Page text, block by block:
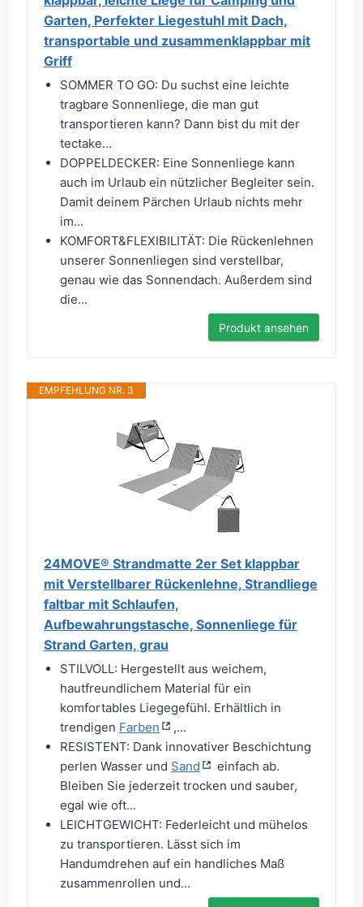
Garten, Perfekter Liegestuhl mit Dach,
transportable und zusammenklappbar mit
Griff
SOMMER TO GO: Du suchst eine leichte
tragbare Sonnenliege, die man gut
transportieren kann? Dann bist du mit der
tectake...
DOPPELDECKER: Eine Sonnenliege kann
auch im Urlaub ein nützlicher Begleiter sein.
Damit deinem Pärchen Urlaub nichts mehr
im...
KOMFORT&FLEXIBILITÄT: Die Rückenlehnen
unserer Sonnenliegen sind verstellbar,
genau wie das Sonnendach. Außerdem sind
die...
Produkt ansehen
EMPFEHLUNG NR. 3
24MOVE® Strandmatte 2er Set klappbar
mit Verstellbarer Rückenlehne, Strandliege
faltbar mit Schlaufen,
Aufbewahrungstasche, Sonnenliege für
Strand Garten, grau
STILVOLL: Hergestellt aus weichem,
hautfreundlichem Material für ein
komfortables Liegegefühl. Erhältlich in
trendigen Farben
,...
RESISTENT: Dank innovativer Beschichtung
perlen Wasser und Sand
einfach ab.
Bleiben Sie jederzeit trocken und sauber,
egal wie oft...
LEICHTGEWICHT: Federleicht und mühelos
zu transportieren. Lässt sich im
Handumdrehen auf ein handliches Maß
zusammenrollen und...